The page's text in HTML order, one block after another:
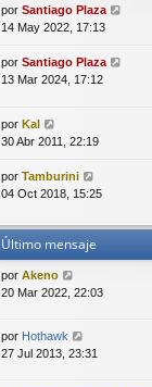
por Santiago Plaza
14 May 2022, 17:13
por Santiago Plaza
13 Mar 2024, 17:12
por Kal
30 Abr 2011, 22:19
por Tamburini
04 Oct 2018, 15:25
Último mensaje
por Akeno
20 Mar 2022, 22:03
por Hothawk
27 Jul 2013, 23:31